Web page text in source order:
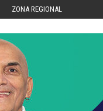
ZONA REGIONAL